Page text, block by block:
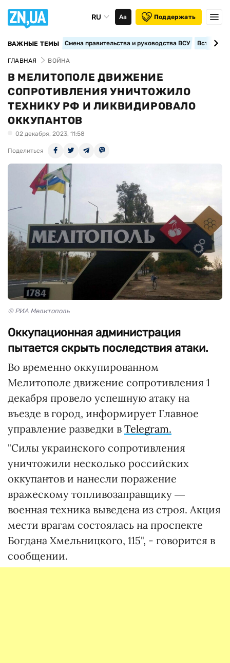
RU Аа Поддержать
ВАЖНЫЕ ТЕМЫ Смена правительства и руководства ВСУ
ГЛАВНАЯ ВОЙНА
В МЕЛИТОПОЛЕ ДВИЖЕНИЕ
СОПРОТИВЛЕНИЯ УНИЧТОЖИЛО
ТЕХНИКУ РФ И ЛИКВИДИРОВАЛО
ОККУПАНТОВ
02 декабря, 2023, 11:58
Поделиться
© РИА Мелитополь
Оккупационная администрация
пытается скрыть последствия атаки.
Во временно оккупированном
Мелитополе движение сопротивления 1
декабря провело успешную атаку на
въезде в город, информирует Главное
управление разведки в Telegram.
"Силы украинского сопротивления
уничтожили несколько российских
оккупантов и нанесли поражение
вражескому топливозаправщику ―
военная техника выведена из строя. Акция
мести врагам состоялась на проспекте
Богдана Хмельницкого, 115", - говорится в
сообщении.